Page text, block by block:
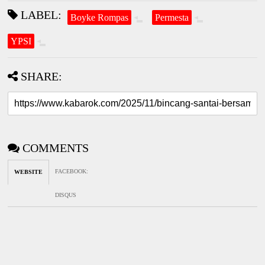
LABEL: Boyke Rompas Permesta
YPSI
SHARE:
COMMENTS
WEBSITE FACEBOOK:
DISQUS